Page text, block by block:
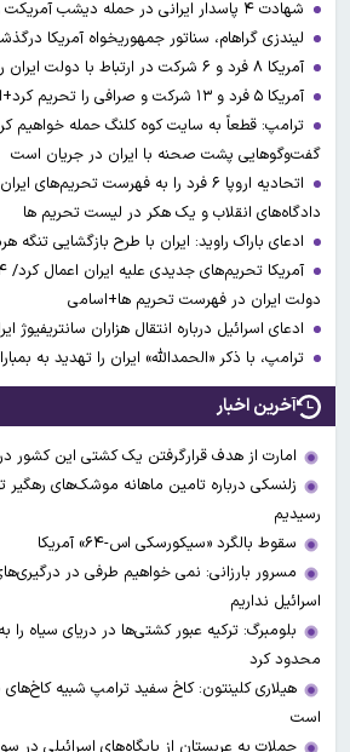
شهادت ۴ پاسدار ایرانی در حمله دیشب آمریکت و عربستان به عراق
لیندزی گراهام، سناتور جمهوریخواه آمریکا
آمریکا ۸ فرد و ۶ شرکت در ارتباط با دولت ایران را تحریم کرد
آمریکا ۵ فرد و ۱۳ شرکت و صرافی را تحریم کرد+اسامی
ترامپ: قطعاً به سایت کوه کلنگ حمله خواهیم
گفت‌وگوهایی پشت صحنه با ایران در جریان است
اتحادیه اروپا ۶ فرد را به فهرست
دادگاه‌های انقلاب و یک هکر در لیست تحریم ها
ادعای باراک راوید: ایران با طرح بازگشایی
دولت ایران در فهرست تحریم ها+اسامی
ادعای اسرائیل درباره انتقال هزاران سانتریفیوژ
ترامپ، با ذکر «الحمدالله» ایران را تهدید به
آخرین اخبار
امارت از هدف قرارگرفتن یک کشتی این کشور
زلنسکی درباره تامین ماهانه موشک‌های رهگیر
رسیدیم
سقوط بالگرد «سیکورسکی اس-۶۴» آمریکا
مسرور بارزانی: نمی خواهیم طرفی در
اسرائیل نداریم
بلومبرگ: ترکیه عبور کشتی‌ها در دریای سیاه را
محدود کرد
هیلاری کلینتون: کاخ سفید ترامپ شبیه
است
حملات به عربستان از پایگاه‌های اسرائیلی در